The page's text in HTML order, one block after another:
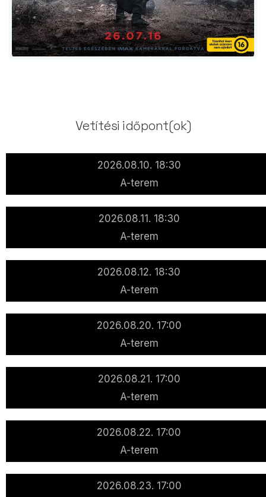
Vetítési időpont(ok)
2026.08.10. 18:30
A-terem
2026.08.11. 18:30
A-terem
2026.08.12. 18:30
A-terem
2026.08.20. 17:00
A-terem
2026.08.21. 17:00
A-terem
2026.08.22. 17:00
A-terem
2026.08.23. 17:00